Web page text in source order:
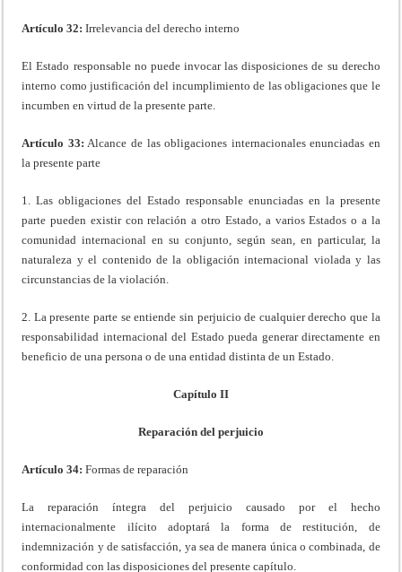
Artículo 32: Irrelevancia del derecho interno
El Estado responsable no puede invocar las disposiciones de su derecho
interno como justificación del incumplimiento de las obligaciones que le
incumben en virtud de la presente parte.
Artículo 33: Alcance de las obligaciones internacionales enunciadas en
la presente parte
1. Las obligaciones del Estado responsable enunciadas en la presente
parte pueden existir con relación a otro Estado, a varios Estados o a la
comunidad internacional en su conjunto, según sean, en particular, la
naturaleza y el contenido de la obligación internacional violada y las
circunstancias de la violación.
2. La presente parte se entiende sin perjuicio de cualquier derecho que la
responsabilidad internacional del Estado pueda generar directamente en
beneficio de una persona o de una entidad distinta de un Estado.
Capítulo II
Reparación del perjuicio
Artículo 34: Formas de reparación
La reparación íntegra del perjuicio causado por el hecho
internacionalmente ilícito adoptará la forma de restitución, de
indemnización y de satisfacción, ya sea de manera única o combinada, de
conformidad con las disposiciones del presente capítulo.